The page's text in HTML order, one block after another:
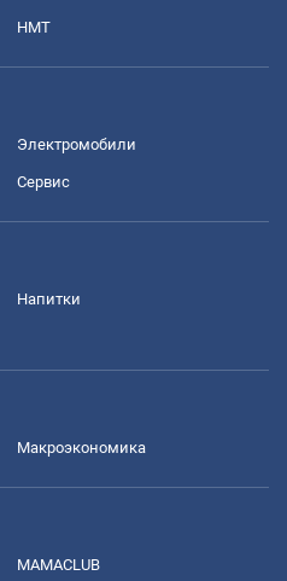
НМТ
Электромобили
Сервис
Напитки
Mакроэкономика
MAMACLUB